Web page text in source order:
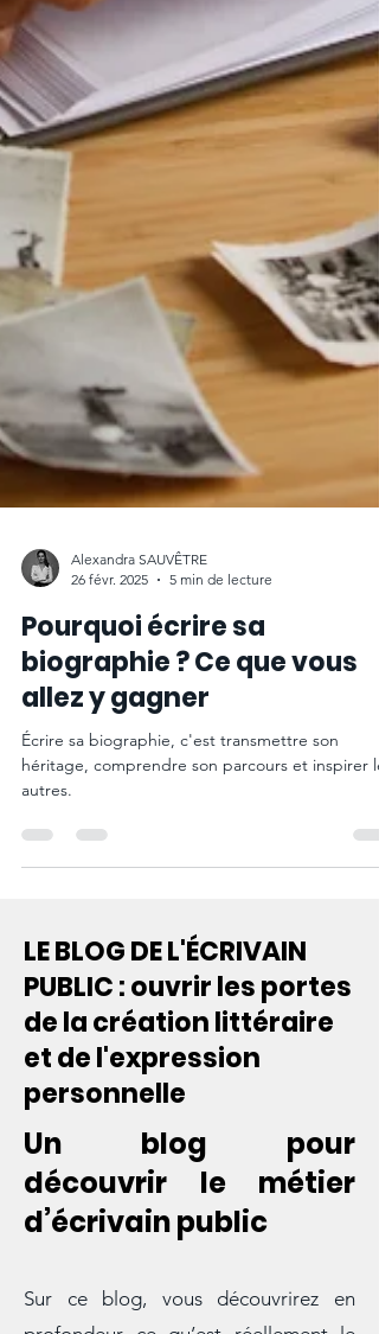
Alexandra SAUVÊTRE
26 févr. 2025
5 min de lecture
Pourquoi écrire sa
biographie ? Ce que vous
allez y gagner
Écrire sa biographie, c'est transmettre son
héritage, comprendre son parcours et inspirer
LE BLOG DE L'ÉCRIVAIN
PUBLIC : ouvrir les portes
de la création littéraire
et de l'expression
personnelle
Un blog pour
découvrir le métier
d’écrivain public